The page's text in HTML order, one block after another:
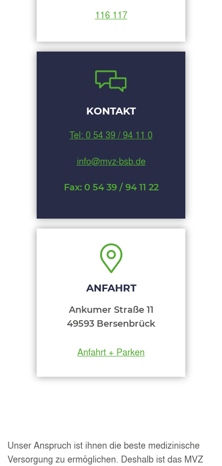
116 117
KONTAKT
Tel: 0 54 39 / 94 11 0
info@mvz-bsb.de
Fax: 0 54 39 / 94 11 22
ANFAHRT
Ankumer Straße 11
49593 Bersenbrück
Anfahrt + Parken
Unser Anspruch ist ihnen die beste medizinische
Versorgung zu ermöglichen. Deshalb ist das MVZ